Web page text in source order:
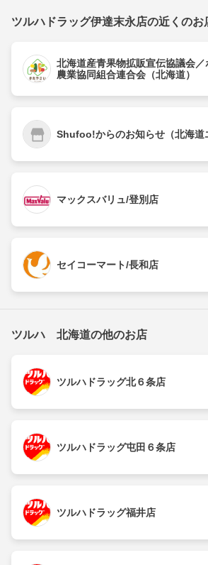
ツルハドラッグ伊達末永店の近くのお
北海道産青果物拡販宣伝協議会／
農業協同組合連合会（北海道）
Shufoo!からのお知らせ（北海道
マックスバリュ/登別店
セイコーマート/長和店
ツルハ 北海道の他のお店
ツルハドラッグ北６条店
ツルハドラッグ屯田６条店
ツルハドラッグ福井店